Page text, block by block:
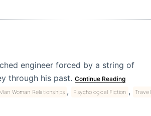
engineer forced by a string of
through his past. Continue Reading
Man Woman Relationships , Psychological Fiction , Travel